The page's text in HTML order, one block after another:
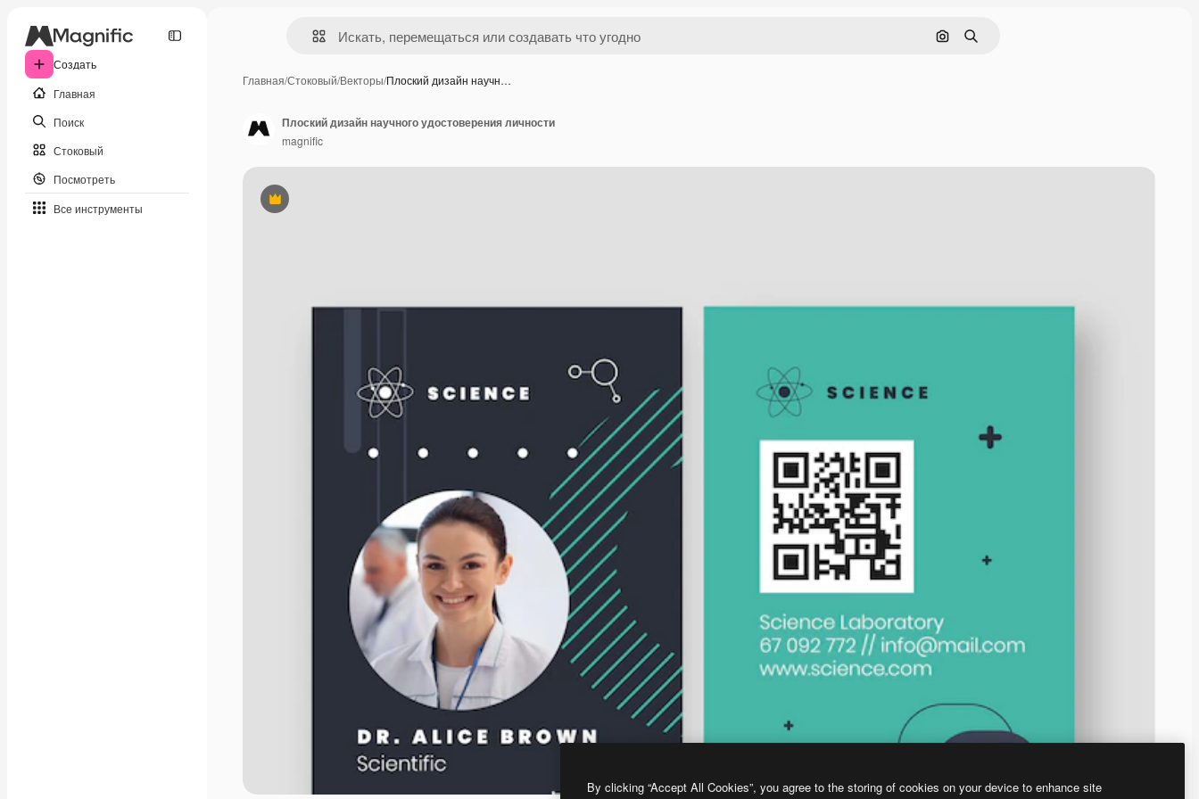
Создать
Главная
Поиск
Стоковый
Посмотреть
Все инструменты
Поиск по изображению
Поиск
Главная/Стоковый/Векторы/Плоский дизайн научн…
Премиум
Плоский дизайн научного удостоверения личности
magnific
By clicking “Accept All Cookies”, you agree to the storing of cookies on your device to enhance site